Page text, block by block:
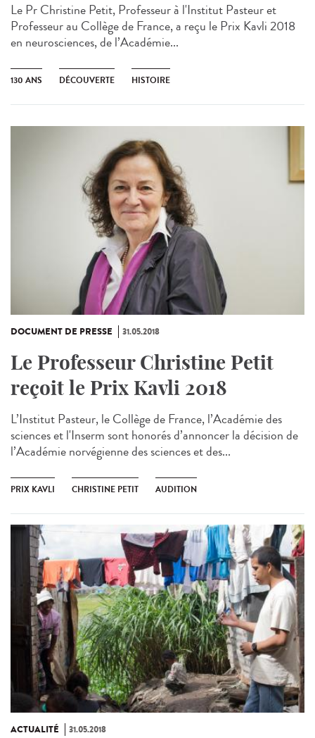
Le Pr Christine Petit, Professeur à l'Institut Pasteur et
Professeur au Collège de France, a reçu le Prix Kavli 2018
en neurosciences, de l’Académie...
130 ANS DÉCOUVERTE HISTOIRE
DOCUMENT DE PRESSE 31.05.2018
Le Professeur Christine Petit
reçoit le Prix Kavli 2018
L’Institut Pasteur, le Collège de France, l’Académie des
sciences et l'Inserm sont honorés d’annoncer la décision de
l’Académie norvégienne des sciences et des...
PRIX KAVLI CHRISTINE PETIT AUDITION
ACTUALITÉ 31.05.2018